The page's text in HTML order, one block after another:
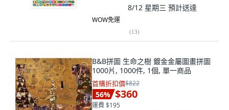
8/12 星期三 預計送達
WOW免運
(13)
B&B拼圖 生命之樹 鍍金金屬圖畫拼圖
1000片, 1000件, 1個, 單一商品
首購折扣價$822
56% $360
運費 $195